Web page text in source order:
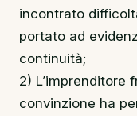
incontrato
portato ad
continuità;
2) L’imprenditore
convinzione ha